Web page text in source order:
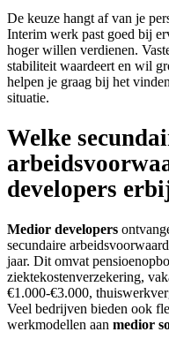
De keuze hangt af van je
Interim werk past goed bij
hoger willen verdienen.
stabiliteit waardeert en wil
helpen je graag bij het
situatie.
Welke
developers
Medior developers
secundaire
jaar. Dit omvat
ziektekostenverzekering,
€1.000-€3.000,
Veel bedrijven bieden ook
werkmodellen aan medior